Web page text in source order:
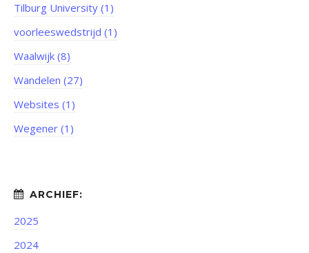
Tilburg University (1)
voorleeswedstrijd (1)
Waalwijk (8)
Wandelen (27)
Websites (1)
Wegener (1)
2025
2024